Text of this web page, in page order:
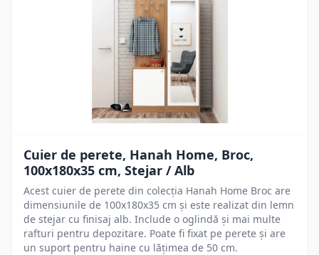
Cuier de perete, Hanah Home, Broc,
100x180x35 cm, Stejar / Alb
Acest cuier de perete din colecția Hanah Home Broc are
dimensiunile de 100x180x35 cm și este realizat din lemn
de stejar cu finisaj alb. Include o oglindă și mai multe
rafturi pentru depozitare. Poate fi fixat pe perete și are
un suport pentru haine cu lățimea de 50 cm.